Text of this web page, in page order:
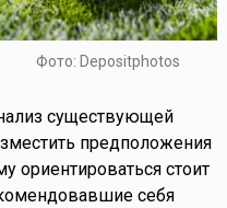
Фото: Depositphotos
существующей
предположения
ориентироваться стоит
себя